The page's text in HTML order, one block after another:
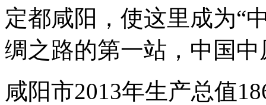
定都咸阳，使这里成为“
绸之路的第一站，中国
咸阳市2013年生产总值